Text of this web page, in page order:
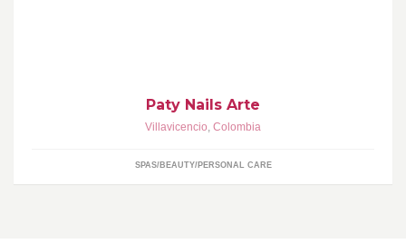
Paty Nails Arte
Villavicencio, Colombia
SPAS/BEAUTY/PERSONAL CARE